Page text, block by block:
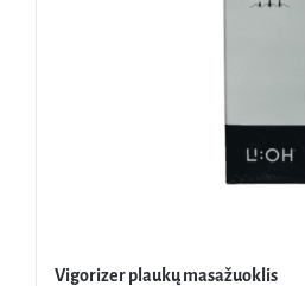
Vigorizer plaukų masažuoklis